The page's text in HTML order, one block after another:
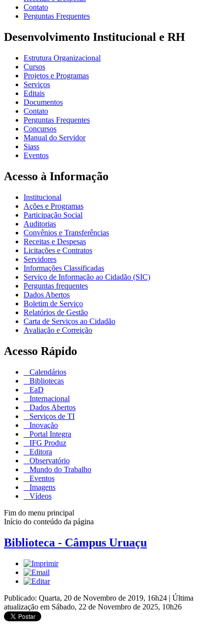
Contato
Perguntas Frequentes
Desenvolvimento Institucional e RH
Estrutura Organizacional
Cursos
Projetos e Programas
Serviços
Editais
Documentos
Contato
Perguntas Frequentes
Concursos
Manual do Servidor
Siass
Eventos
Acesso à Informação
Institucional
Ações e Programas
Participação Social
Auditorias
Convênios e Transferências
Receitas e Despesas
Licitações e Contratos
Servidores
Informações Classificadas
Serviço de Informação ao Cidadão (SIC)
Perguntas frequentes
Dados Abertos
Boletim de Serviço
Relatórios de Gestão
Carta de Serviços ao Cidadão
Avaliação e Correição
Acesso Rápido
Calendários
Bibliotecas
EaD
Internacional
Dados Abertos
Serviços de TI
Inovação
Portal Integra
IFG Produz
Editora
Observatório
Mundo do Trabalho
Eventos
Imagens
Vídeos
Fim do menu principal
Início do conteúdo da página
Biblioteca - Câmpus Uruaçu
Publicado: Quarta, 20 de Novembro de 2019, 16h24 | Última
atualização em Sábado, 22 de Novembro de 2025, 10h26